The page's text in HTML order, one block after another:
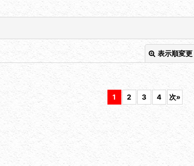
表示順変更
1 2 3 4 次»